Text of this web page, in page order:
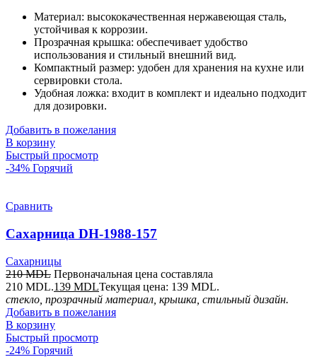
Материал: высококачественная нержавеющая сталь,
устойчивая к коррозии.
Прозрачная крышка: обеспечивает удобство
использования и стильный внешний вид.
Компактный размер: удобен для хранения на кухне или
сервировки стола.
Удобная ложка: входит в комплект и идеально подходит
для дозировки.
Добавить в пожелания
В корзину
Быстрый просмотр
-34% Горячий
Сравнить
Сахарница DH-1988-157
Сахарницы
210MDL Первоначальная цена составляла
210 MDL.139 MDLТекущая цена: 139 MDL.
стекло, прозрачный материал, крышка, стильный дизайн.
Добавить в пожелания
В корзину
Быстрый просмотр
-24% Горячий